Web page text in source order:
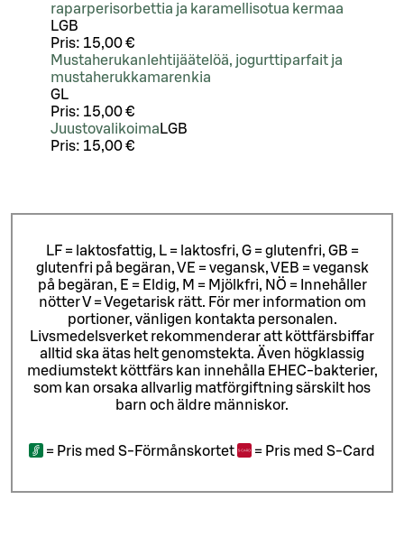
raparperisorbettia ja karamellisotua kermaa
LGB
Pris: 15,00 €
Mustaherukanlehtijäätelöä, jogurttiparfait ja
mustaherukkamarenkia
GL
Pris: 15,00 €
Juustovalikoima LGB
Pris: 15,00 €
LF = laktosfattig, L = laktosfri, G = glutenfri, GB =
glutenfri på begäran, VE = vegansk, VEB = vegansk
på begäran, E = Eldig, M = Mjölkfri, NÖ = Innehåller
nötter V = Vegetarisk rätt. För mer information om
portioner, vänligen kontakta personalen.
Livsmedelsverket rekommenderar att köttfärsbiffar
alltid ska ätas helt genomstekta. Även högklassig
mediumstekt köttfärs kan innehålla EHEC-bakterier,
som kan orsaka allvarlig matförgiftning särskilt hos
barn och äldre människor.
= Pris med S-Förmånskortet = Pris med S-Card